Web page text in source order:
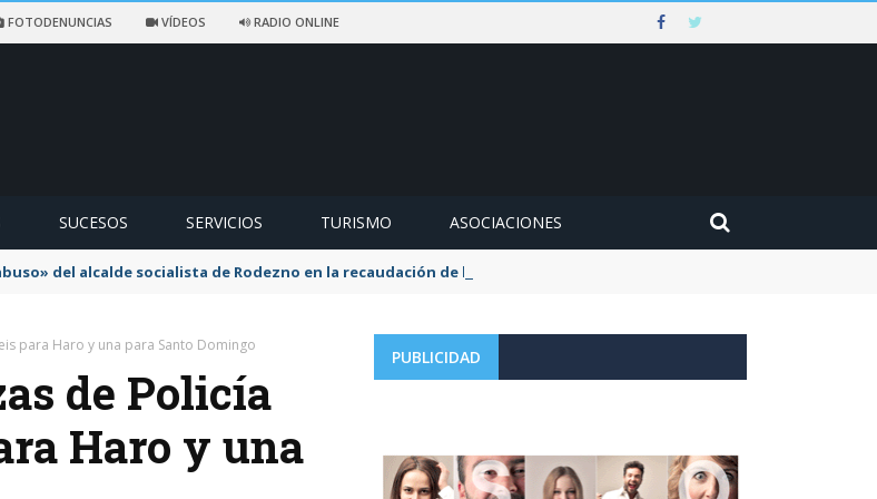
FOTODENUNCIAS VÍDEOS RADIO ONLINE
SUCESOS SERVICIOS TURISMO ASOCIACIONES
del alcalde socialista de Rodezno en la recaudación de la tasa de aguas y basuras
para Haro y una para Santo Domingo
de Policía
Haro y una
PUBLICIDAD